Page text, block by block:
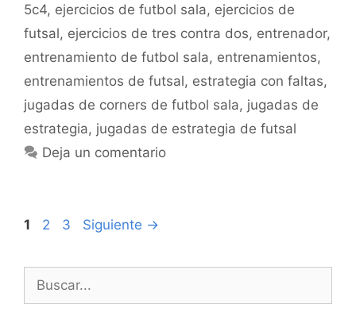
5c4, ejercicios de futbol sala, ejercicios de
futsal, ejercicios de tres contra dos, entrenador,
entrenamiento de futbol sala, entrenamientos,
entrenamientos de futsal, estrategia con faltas,
jugadas de corners de futbol sala, jugadas de
estrategia, jugadas de estrategia de futsal
Deja un comentario
Navegación
entradas
Página
1 Página
2 Página
3 Siguiente →
Buscar: